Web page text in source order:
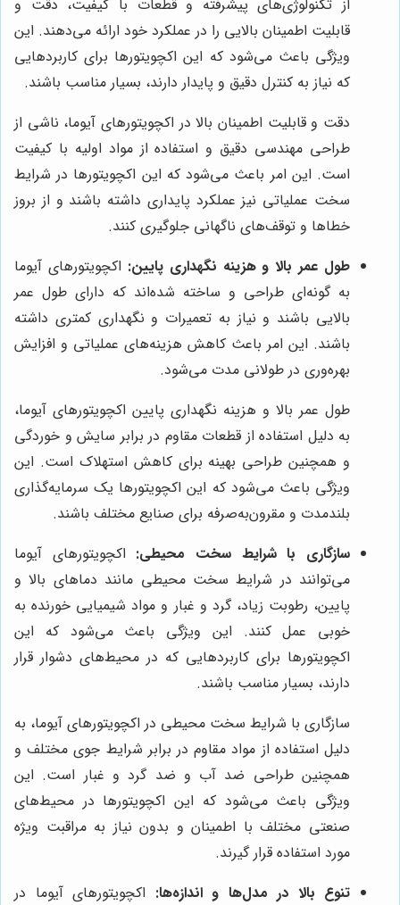
از تکنولوژی‌های پیشرفته و قطعات با کیفیت، دقت و
قابلیت اطمینان بالایی را در عملکرد خود ارائه می‌دهند. این
ویژگی باعث می‌شود که این اکچویتورها برای کاربردهایی
که نیاز به کنترل دقیق و پایدار دارند، بسیار مناسب باشند.
دقت و قابلیت اطمینان بالا در اکچویتورهای آیوما، ناشی از
طراحی مهندسی دقیق و استفاده از مواد اولیه با کیفیت
است. این امر باعث می‌شود که این اکچویتورها در شرایط
سخت عملیاتی نیز عملکرد پایداری داشته باشند و از بروز
خطاها و توقف‌های ناگهانی جلوگیری کنند.
طول عمر بالا و هزینه نگهداری پایین: اکچویتورهای آیوما
به گونه‌ای طراحی و ساخته شده‌اند که دارای طول عمر
بالایی باشند و نیاز به تعمیرات و نگهداری کمتری داشته
باشند. این امر باعث کاهش هزینه‌های عملیاتی و افزایش
بهره‌وری در طولانی مدت می‌شود.
طول عمر بالا و هزینه نگهداری پایین اکچویتورهای آیوما،
به دلیل استفاده از قطعات مقاوم در برابر سایش و خوردگی
و همچنین طراحی بهینه برای کاهش استهلاک است. این
ویژگی باعث می‌شود که این اکچویتورها یک سرمایه‌گذاری
بلندمدت و مقرون‌به‌صرفه برای صنایع مختلف باشند.
سازگاری با شرایط سخت محیطی: اکچویتورهای آیوما
می‌توانند در شرایط سخت محیطی مانند دماهای بالا و
پایین، رطوبت زیاد، گرد و غبار و مواد شیمیایی خورنده به
خوبی عمل کنند. این ویژگی باعث می‌شود که این
اکچویتورها برای کاربردهایی که در محیط‌های دشوار قرار
دارند، بسیار مناسب باشند.
سازگاری با شرایط سخت محیطی در اکچویتورهای آیوما، به
دلیل استفاده از مواد مقاوم در برابر شرایط جوی مختلف و
همچنین طراحی ضد آب و ضد گرد و غبار است. این
ویژگی باعث می‌شود که این اکچویتورها در محیط‌های
صنعتی مختلف با اطمینان و بدون نیاز به مراقبت ویژه
مورد استفاده قرار گیرند.
تنوع بالا در مدل‌ها و اندازه‌ها: اکچویتورهای آیوما در